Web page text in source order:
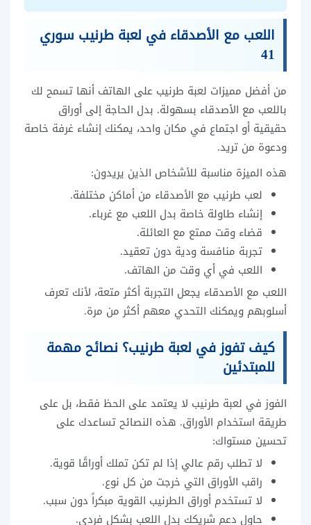
اللعب مع الأصدقاء في لعبة طرنيب سوري
41
من أفضل مميزات لعبة طرنيب على الهاتف أنها تسمح لك
باللعب مع الأصدقاء بسهولة. بدل الحاجة إلى أوراق
حقيقية أو اجتماع في مكان واحد، يمكنك إنشاء غرفة خاصة
ودعوة من تريد.
هذه الميزة مناسبة للأشخاص الذين يريدون:
لعب طرنيب مع الأصدقاء من أماكن مختلفة.
إنشاء طاولة خاصة بدل اللعب مع غرباء.
قضاء وقت ممتع مع العائلة.
تجربة منافسة ودية دون تعقيد.
اللعب في أي وقت من الهاتف.
اللعب مع الأصدقاء يجعل التجربة أكثر متعة، لأنك تعرف
أسلوبهم ويمكنك التحدي معهم أكثر من مرة.
كيف تفوز في لعبة طرنيب؟ نصائح مهمة
للمبتدئين
الفوز في لعبة طرنيب لا يعتمد على الحظ فقط، بل على
طريقة استخدام الأوراق. هذه النصائح تساعدك على
تحسين مستواك:
لا تطلب رقم عالي إذا لم تكن تملك أوراقًا قوية.
راقب الأوراق التي خرجت من كل نوع.
لا تستخدم أوراق الطرنيب القوية مبكراً دون سبب.
حاول دعم شريكك بدل اللعب بشكل فردي.